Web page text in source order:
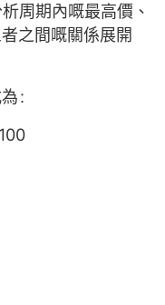
周期內嘅最高價、
之間嘅關係展開
：